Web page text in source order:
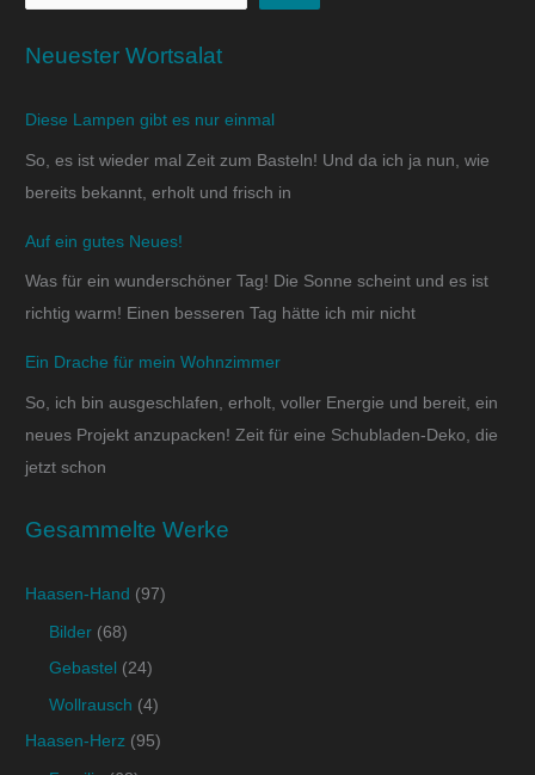
Neuester Wortsalat
Diese Lampen gibt es nur einmal
So, es ist wieder mal Zeit zum Basteln! Und da ich ja nun, wie
bereits bekannt, erholt und frisch in
Auf ein gutes Neues!
Was für ein wunderschöner Tag! Die Sonne scheint und es ist
richtig warm! Einen besseren Tag hätte ich mir nicht
Ein Drache für mein Wohnzimmer
So, ich bin ausgeschlafen, erholt, voller Energie und bereit, ein
neues Projekt anzupacken! Zeit für eine Schubladen-Deko, die
jetzt schon
Gesammelte Werke
Haasen-Hand (97)
Bilder (68)
Gebastel (24)
Wollrausch (4)
Haasen-Herz (95)